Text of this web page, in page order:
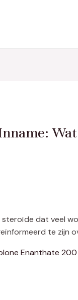
dat veel
te zijn
Enanthate 200